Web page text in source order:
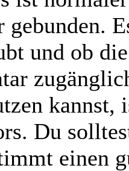
gebunden.
und ob
kannst,
Du
einen